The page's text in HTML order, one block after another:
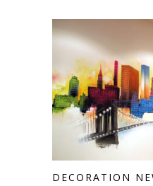
DECORATION